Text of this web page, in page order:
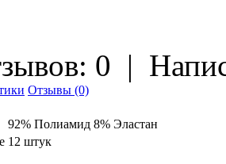
0 |
Отзывы (0)
92% Полиамид 8% Эластан
12 штук